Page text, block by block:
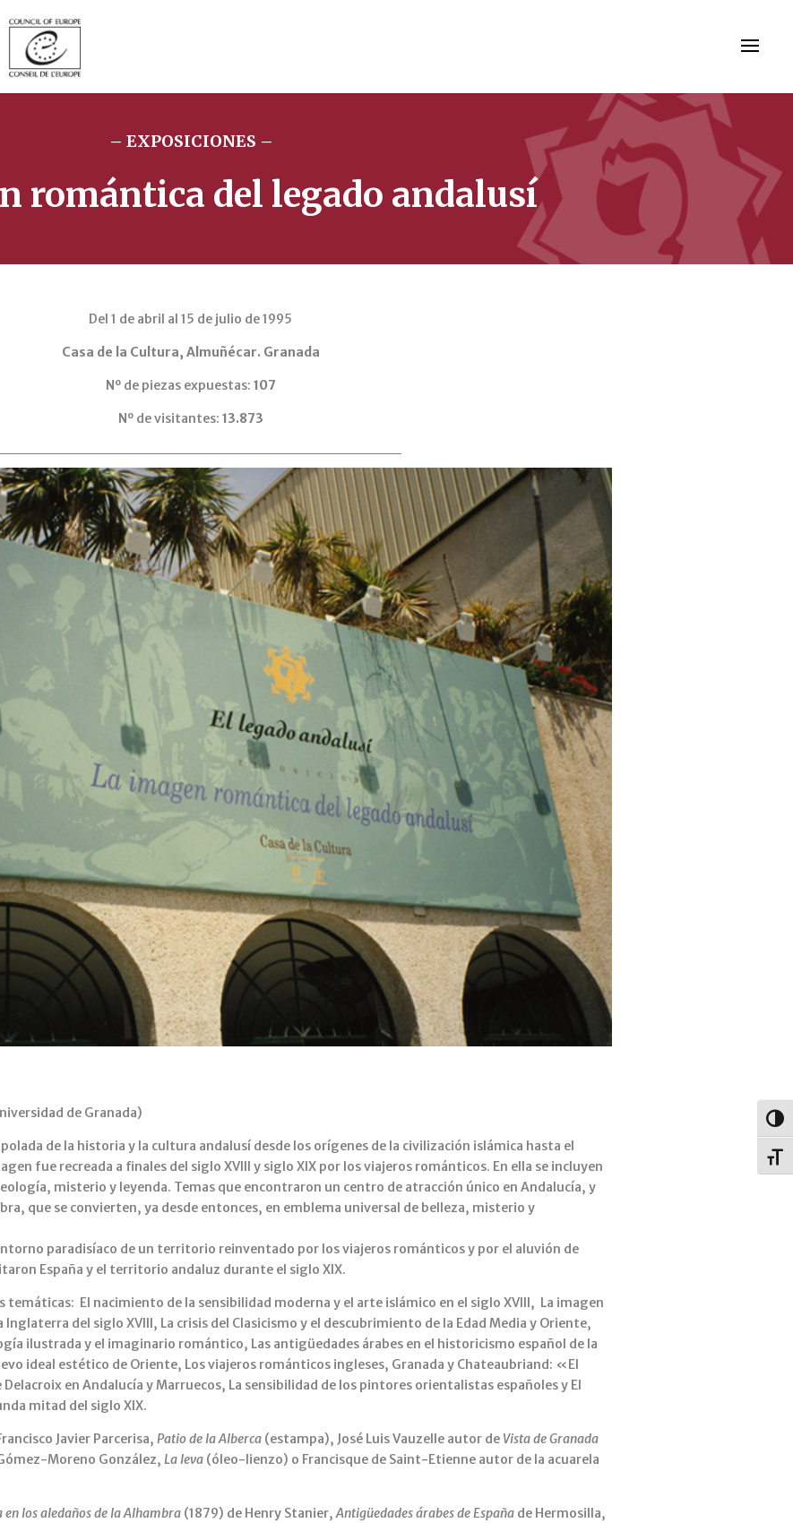
– EXPOSICIONES –
romántica del legado andalusí
Del 1 de abril al 15 de julio de 1995
Casa de la Cultura, Almuñécar. Granada
Nº de piezas expuestas: 107
Nº de visitantes: 13.873
de Granada)
de la historia y la cultura andalusí desde los orígenes de la civilización islámica hasta el
fue recreada a finales del siglo XVIII y siglo XIX por los viajeros románticos. En ella se incluyen
misterio y leyenda. Temas que encontraron un centro de atracción único en Andalucía, y
que se convierten, ya desde entonces, en emblema universal de belleza, misterio y
paradisíaco de un territorio reinventado por los viajeros románticos y por el aluvión de
España y el territorio andaluz durante el siglo XIX.
temáticas: El nacimiento de la sensibilidad moderna y el arte islámico en el siglo XVIII, La imagen
del siglo XVIII, La crisis del Clasicismo y el descubrimiento de la Edad Media y Oriente,
ilustrada y el imaginario romántico, Las antigüedades árabes en el historicismo español de la
ideal estético de Oriente, Los viajeros románticos ingleses, Granada y Chateaubriand: «El
en Andalucía y Marruecos, La sensibilidad de los pintores orientalistas españoles y El
mitad del siglo XIX.
Javier Parcerisa, Patio de la Alberca(estampa), José Luis Vauzelle autor de Vista de Granada
Moreno González, La leva(óleo-lienzo) o Francisque de Saint-Etienne autor de la acuarela
los aledaños de la Alhambra(1879) de Henry Stanier,Antigüedades árabes de Españade Hermosilla,